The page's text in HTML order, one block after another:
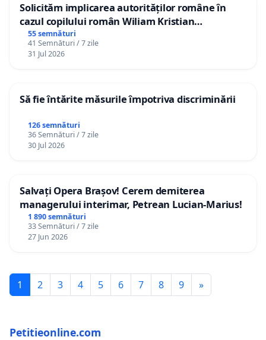
Solicităm implicarea autorităților române în
cazul copilului român Wiliam Kristian
Gheorghe, aflat în plasament în Danemarca de
12 ani
55 semnături
41 Semnături / 7 zile
31 Jul 2026
Să fie întărite măsurile împotriva discriminării
126 semnături
36 Semnături / 7 zile
30 Jul 2026
Salvați Opera Brașov! Cerem demiterea
managerului interimar, Petrean Lucian-Marius!
1 890 semnături
33 Semnături / 7 zile
27 Jun 2026
1 2 3 4 5 6 7 8 9 »
Petitieonline.com